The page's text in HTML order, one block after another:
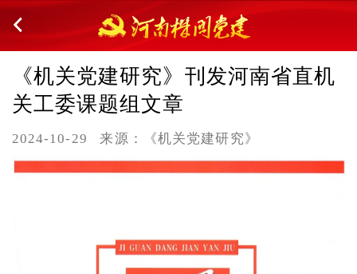
《机关党建研究》刊发河南省直机
关工委课题组文章
2024-10-29 来源：《机关党建研究》